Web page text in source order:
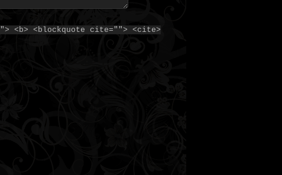
<b> <blockquote cite=""> <cite>